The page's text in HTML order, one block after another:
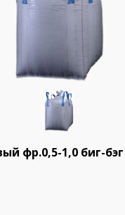
фр.0,5-1,0 биг-бэг